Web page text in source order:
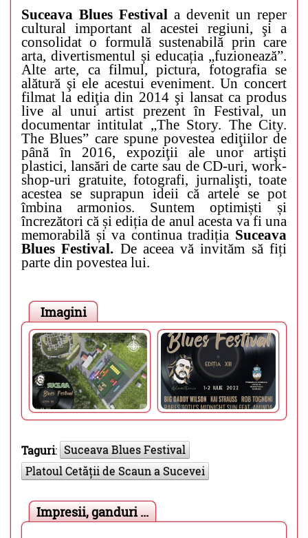
Suceava Blues Festival a devenit un reper
cultural important al acestei regiuni, şi a
consolidat o formulă sustenabilă prin care
arta, divertismentul și educația „fuzionează”.
Alte arte, ca filmul, pictura, fotografia se
alătură şi ele acestui eveniment. Un concert
filmat la ediţia din 2014 şi lansat ca produs
live al unui artist prezent în Festival, un
documentar intitulat „The Story. The City.
The Blues” care spune povestea ediţiilor de
până în 2016, expoziţii ale unor artişti
plastici, lansări de carte sau de CD-uri, work-
shop-uri gratuite, fotografi, jurnalişti, toate
acestea se suprapun ideii că artele se pot
îmbina armonios. Suntem optimiști și
încrezători că și ediția de anul acesta va fi una
memorabilă și va continua tradiția Suceava
Blues Festival. De aceea vă invităm să fiți
parte din povestea lui.
Imagini
Taguri: Suceava Blues Festival
Platoul Cetății de Scaun a Sucevei
Impresii, ganduri ...